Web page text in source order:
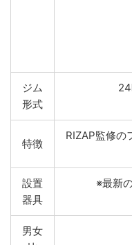
ジム
形式
特徴
RIZAP監修の
設置
器具
※最新
男女